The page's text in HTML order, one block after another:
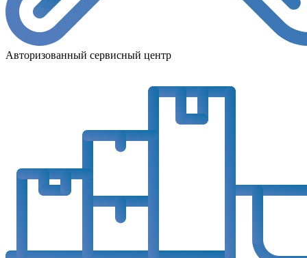
Авторизованный сервисный центр